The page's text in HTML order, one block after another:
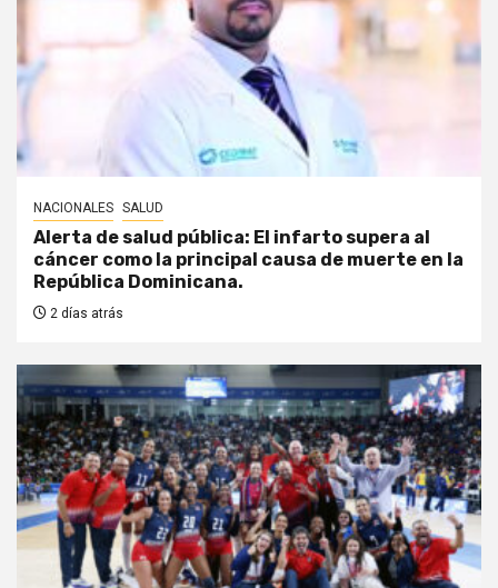
NACIONALES SALUD
Alerta de salud pública: El infarto supera al
cáncer como la principal causa de muerte en la
República Dominicana.
2 días atrás